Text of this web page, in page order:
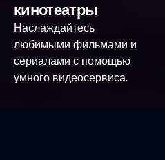
кинотеатры
Наслаждайтесь
любимыми фильмами и
сериалами с помощью
умного видеосервиса.